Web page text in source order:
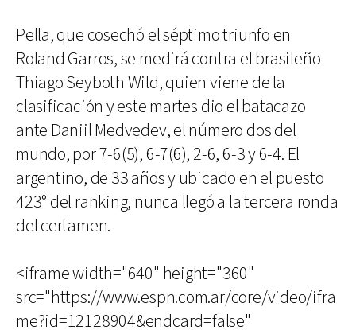
Pella, que cosechó el séptimo triunfo en
Roland Garros, se medirá contra el brasileño
Thiago Seyboth Wild, quien viene de la
clasificación y este martes dio el batacazo
ante Daniil Medvedev, el número dos del
mundo, por 7-6(5), 6-7(6), 2-6, 6-3 y 6-4. El
argentino, de 33 años y ubicado en el puesto
423° del ranking, nunca llegó a la tercera ronda
del certamen.
<iframe width="640" height="360"
src="https://www.espn.com.ar/core/video/ifra
me?id=12128904&endcard=false"